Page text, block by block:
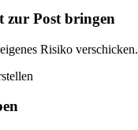
zur Post bringen
Risiko verschicken.